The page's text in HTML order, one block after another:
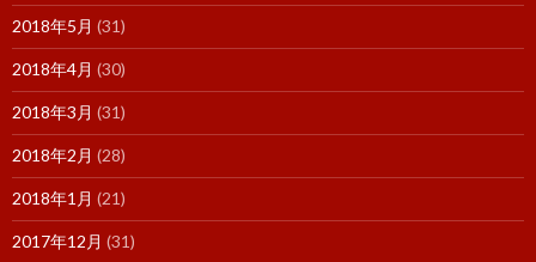
2018年5月 (31)
2018年4月 (30)
2018年3月 (31)
2018年2月 (28)
2018年1月 (21)
2017年12月 (31)